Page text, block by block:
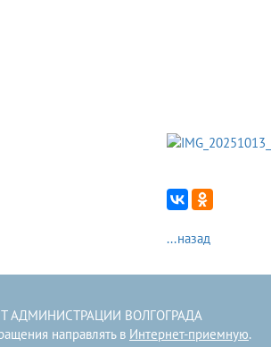
...назад
АДМИНИСТРАЦИИ ВОЛГОГРАДА
направлять в Интернет-приемную.